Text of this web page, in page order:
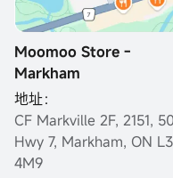
Moomoo Store -
Markham
地址：
CF Markville 2F, 2151,
Hwy 7, Markham, ON
4M9